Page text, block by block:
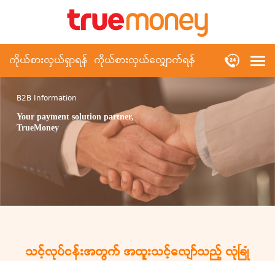
ကိုယ်စားလှယ်ရှာရန် ကိုယ်စားလှယ်လျှောက်ရန်
B2B Information
Your payment solution partner,
TrueMoney
သင့်လုပ်ငန်းအတွက် အထူးသင့်လျော်သည့် လုံခြုံ